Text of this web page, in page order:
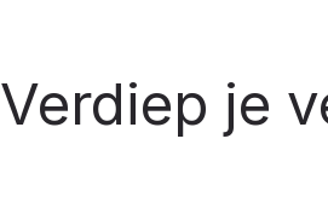
Verdiep je